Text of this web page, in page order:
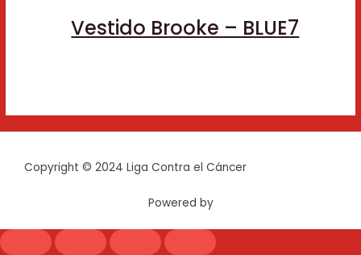
Vestido Brooke – BLUE7
Copyright © 2024 Liga Contra el Cáncer
Powered by